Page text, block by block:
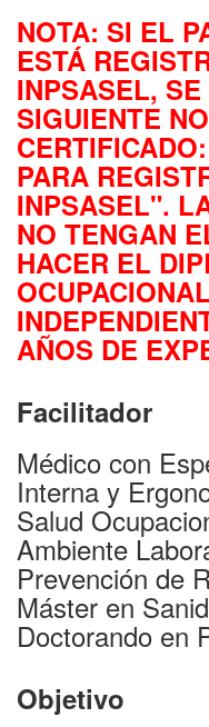
NOTA: SI EL
ESTÁ
INPSASEL,
SIGUIENTE
PARA
INPSASEL".
NO TENGAN
HACER EL
AÑOS DE
Facilitador
Médico con
Interna y
Salud
Ambiente
Prevención de
Máster en
Doctorando en
Objetivo